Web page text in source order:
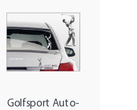
Golfsport Auto-